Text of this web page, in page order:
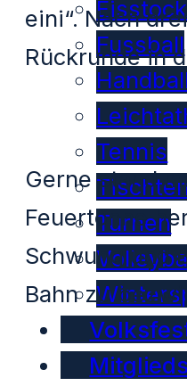
Eisstock
Fussball
Tennis
Turnen
eini“. Nach
Rückrunde in
Gerne stand
Feuertonne
Schwung und
Bahn zu